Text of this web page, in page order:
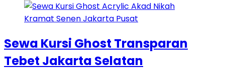
Sewa Kursi Ghost Transparan
Tebet Jakarta Selatan